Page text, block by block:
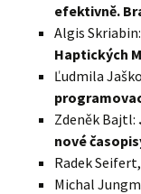
efektivně.
Algis Skriabin:
Haptických
Ľudmila
Zdeněk Bajtl:
nové
Radek
Michal